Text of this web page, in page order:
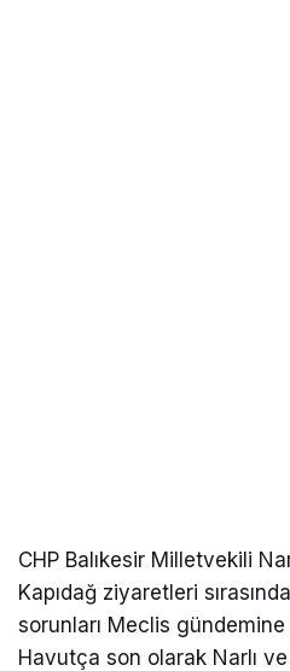
CHP Balıkesir Milletvekili
Kapıdağ ziyaretleri
sorunları Meclis
Havutça son olarak Narlı